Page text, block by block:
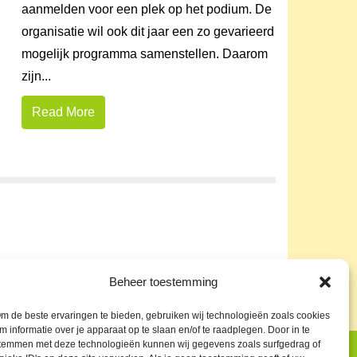
Beheer toestemming
de beste ervaringen te bieden, gebruiken wij technologieën zoals cookies
informatie over je apparaat op te slaan en/of te raadplegen. Door in te
met deze technologieën kunnen wij gegevens zoals surfgedrag of
aanmelden voor een plek op het podium. De
organisatie wil ook dit jaar een zo gevarieerd
mogelijk programma samenstellen. Daarom
zijn...
Read More